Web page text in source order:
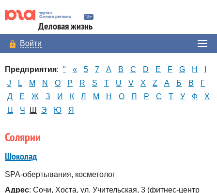
Деловая жизнь
Войти
Предприятия: " « 5 7 A B C D E F G H
J
L M N O P R S T U V X Z А Б В
Г
Д
Е Ж З И К Л М Н О П Р С Т У Ф
Х
Ц
Ч Ш Э Ю Я
Солярии
Шоколад
SPA-обертывания, косметолог
Адрес: Сочи, Хоста, ул. Учительская, 3 (фитнес-центр